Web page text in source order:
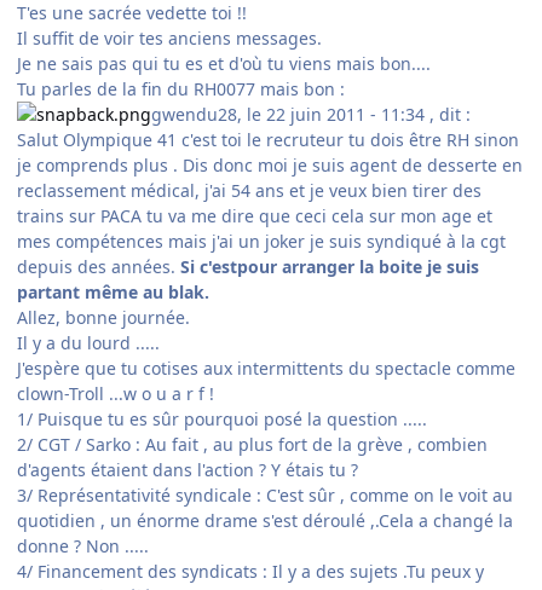
T'es une sacrée vedette toi !!
Il suffit de voir tes anciens messages.
Je ne sais pas qui tu es et d'où tu viens mais bon....
Tu parles de la fin du RH0077 mais bon :
gwendu28, le 22 juin 2011 - 11:34 , dit :
Salut Olympique 41 c'est toi le recruteur tu dois être RH sinon
je comprends plus . Dis donc moi je suis agent de desserte en
reclassement médical, j'ai 54 ans et je veux bien tirer des
trains sur PACA tu va me dire que ceci cela sur mon age et
mes compétences mais j'ai un joker je suis syndiqué à la cgt
depuis des années. Si c'estpour arranger la boite je suis
partant même au blak.
Allez, bonne journée.
Il y a du lourd .....
J'espère que tu cotises aux intermittents du spectacle comme
clown-Troll ...w o u a r f !
1/ Puisque tu es sûr pourquoi posé la question .....
2/ CGT / Sarko : Au fait , au plus fort de la grève , combien
d'agents étaient dans l'action ? Y étais tu ?
3/ Représentativité syndicale : C'est sûr , comme on le voit au
quotidien , un énorme drame s'est déroulé ,.Cela a changé la
donne ? Non .....
4/ Financement des syndicats : Il y a des sujets .Tu peux y